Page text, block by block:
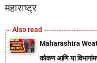
महाराष्ट्र
Maharashtra
कोकण आणि या